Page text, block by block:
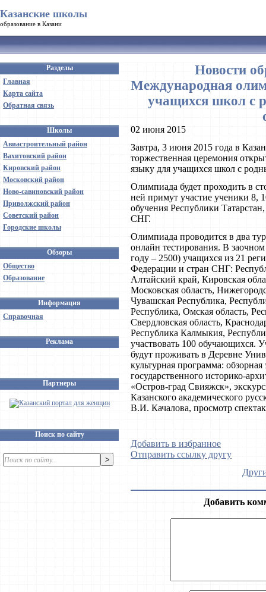
Казанские школы
образование в Казани
Разделы
Главная
Карта сайта
Обратная связь
Школы
Авиастроительный район
Вахитовский район
Кировский район
Московский район
Ново-савиновский район
Приволжский район
Советский район
Городские школы
Обзоры
Общество
Образование
Информация
Справочная
Реклама
Партнеры
Поиск по сайту
Новости
Международная
учащихся школ с
02 июня 2015
Завтра, 3 июня 2015 года в
торжественная церемония
языку для учащихся школ с
Олимпиада будет проходить в
ней примут участие ученики 8,
обучения Республики
СНГ.
Олимпиада проводится в два
онлайн тестирования. В
году – 2500) учащихся из 21
Федерации и стран СНГ:
Алтайский край, Кировская
Московская область,
Чувашская Республика,
Республика, Омская область,
Свердловская область,
Республика Калмыкия,
участвовать 100
будут проживать в Деревне
культурная программа:
государственного историко-
«Остров-град Свияжск»,
Казанского академического
В.И. Качалова, просмотр
Добавить в избранное
Отправить ссылку другу
Добавить